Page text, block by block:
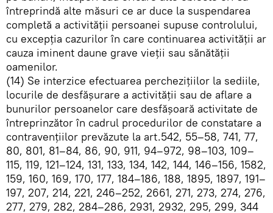
întreprindă alte măsuri ce ar duce la suspendarea
completă a activităţii persoanei supuse controlului,
cu excepţia cazurilor în care continuarea activităţii ar
cauza iminent daune grave vieţii sau sănătăţii
oamenilor.
(14) Se interzice efectuarea percheziţiilor la sediile,
locurile de desfăşurare a activităţii sau de aflare a
bunurilor persoanelor care desfăşoară activitate de
întreprinzător în cadrul procedurilor de constatare a
contravenţiilor prevăzute la art.542, 55–58, 741, 77,
80, 801, 81–84, 86, 90, 911, 94–972, 98–103, 109–
115, 119, 121–124, 131, 133, 134, 142, 144, 146–156, 1582,
159, 160, 169, 170, 177, 184–186, 188, 1895, 1897, 191–
197, 207, 214, 221, 246–252, 2661, 271, 273, 274, 276,
277, 279, 282, 284–286, 2931, 2932, 295, 299, 344